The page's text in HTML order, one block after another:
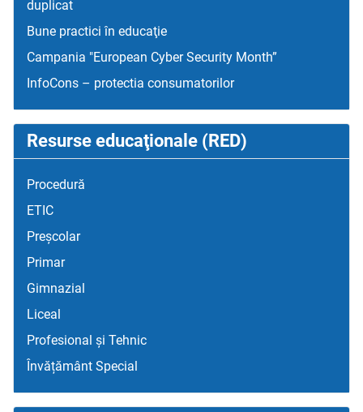
duplicat
Bune practici în educaţie
Campania "European Cyber Security Month”
InfoCons – protectia consumatorilor
Resurse educaţionale (RED)
Procedură
ETIC
Preșcolar
Primar
Gimnazial
Liceal
Profesional și Tehnic
Învățământ Special